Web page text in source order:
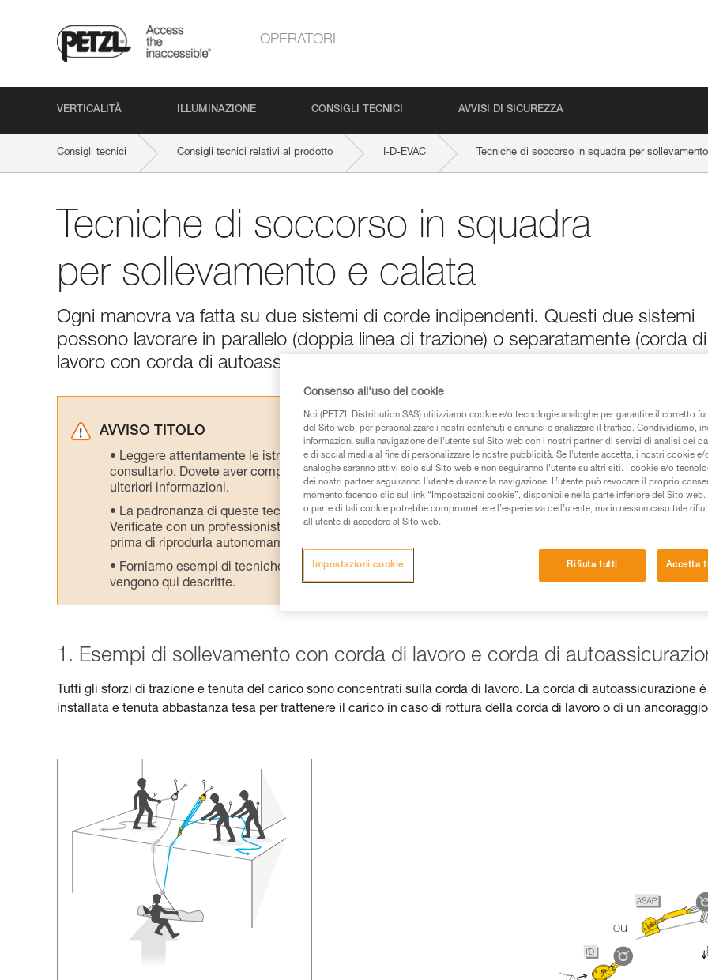
OPERATORI
VERTICALITÀ ILLUMINAZIONE CONSIGLI TECNICI AVVISI DI SICUREZZA
Consigli tecnici Consigli tecnici relativi al prodotto I-D-EVAC Tecniche di soccorso in squadra per
Tecniche di soccorso in squadra
per sollevamento e calata
Ogni manovra va fatta su due sistemi di corde indipendenti. Questi due sistemi
possono lavorare in parallelo (doppia linea di trazione) o separatamente (corda di
lavoro con corda di autoassicurazione).
AVVISO TITOLO
Leggere attentamente le istruzioni tecniche dei prodotti utilizzati in questo consiglio prima di
consultarlo. Dovete aver compreso le informazioni dell’istruzione tecnica per poter capire queste
ulteriori informazioni.
La padronanza di queste tecniche richiede una formazione ed un addestramento specifico.
Verificate con un professionista la vostra capacità di rifare la manovra, da soli, in piena sicurezza,
prima di riprodurla autonomamente.
Forniamo esempi di tecniche relative alla vostra attività. Ne possono esistere altre che non
vengono qui descritte.
1. Esempi di sollevamento con corda di lavoro e corda di
Tutti gli sforzi di trazione e tenuta del carico sono concentrati sulla corda di lavoro. La corda di autoassicurazione è
installata e tenuta abbastanza tesa per trattenere il carico in caso di rottura della corda di lavoro o di un
Consenso all'uso dei cookie
Noi (PETZL Distribution SAS) utilizziamo cookie e/o tecnologie analoghe per garantire il corretto
del Sito web, per personalizzare i nostri contenuti e annunci e analizzare il traffico. Condividiamo,
informazioni sulla navigazione dell’utente sul Sito web con i nostri partner di servizi di analisi dei
e di social media al fine di personalizzare le nostre pubblicità. Se l’utente accetta, i nostri cookie
analoghe saranno attivi solo sul Sito web e non seguiranno l’utente su altri siti. I cookie e/o
dei nostri partner seguiranno l’utente durante la navigazione. L’utente può revocare il proprio
momento facendo clic sul link “Impostazioni cookie”, disponibile nella parte inferiore del Sito
o parte di tali cookie potrebbe compromettere l’esperienza dell’utente, ma in nessun caso tale
all’utente di accedere al Sito web.
Rifiuta tutti Accetta
Impostazioni cookie